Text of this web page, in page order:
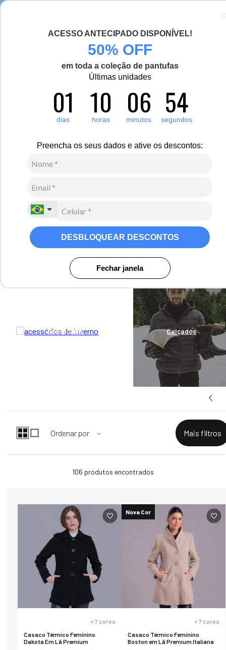
ACESSO ANTECIPADO DISPONÍVEL!
50% OFF
em toda a coleção de pantufas
Últimas unidades
01
dias 10
horas 06
minutos 54
segundos
Preencha os seus dados e ative os descontos:
DESBLOQUEAR DESCONTOS
Fechar janela
Casacos e sobretudos em lã
uruguaia
Sobretudos e casacos de lã são peças clássicas que possuem ótima
durabilidade. Por isso, confira nossos lançamentos de casacos de lã
uruguaia para você aproveitar o inverno com elegância e bem
o guarda-roupa de inverno!
106 produtos
+ 7 cores
Casaco Térmico Feminino
Dakota Em Lã Premium
Nova Cor
+7 cores
Casaco Térmico Feminino
Boston em Lã Premium Italiana